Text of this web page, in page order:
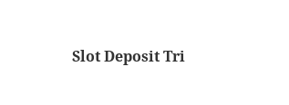
Slot Deposit Tri